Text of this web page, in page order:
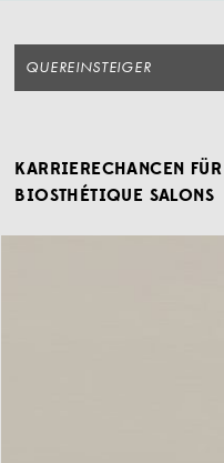
QUEREINSTEIGER
KARRIERECHANCEN
BIOSTHÉTIQUE SALONS